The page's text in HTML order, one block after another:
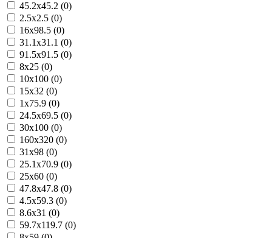
45.2x45.2 (0)
2.5x2.5 (0)
16x98.5 (0)
31.1x31.1 (0)
91.5x91.5 (0)
8x25 (0)
10x100 (0)
15x32 (0)
1x75.9 (0)
24.5x69.5 (0)
30x100 (0)
160x320 (0)
31x98 (0)
25.1x70.9 (0)
25x60 (0)
47.8x47.8 (0)
4.5x59.3 (0)
8.6x31 (0)
59.7x119.7 (0)